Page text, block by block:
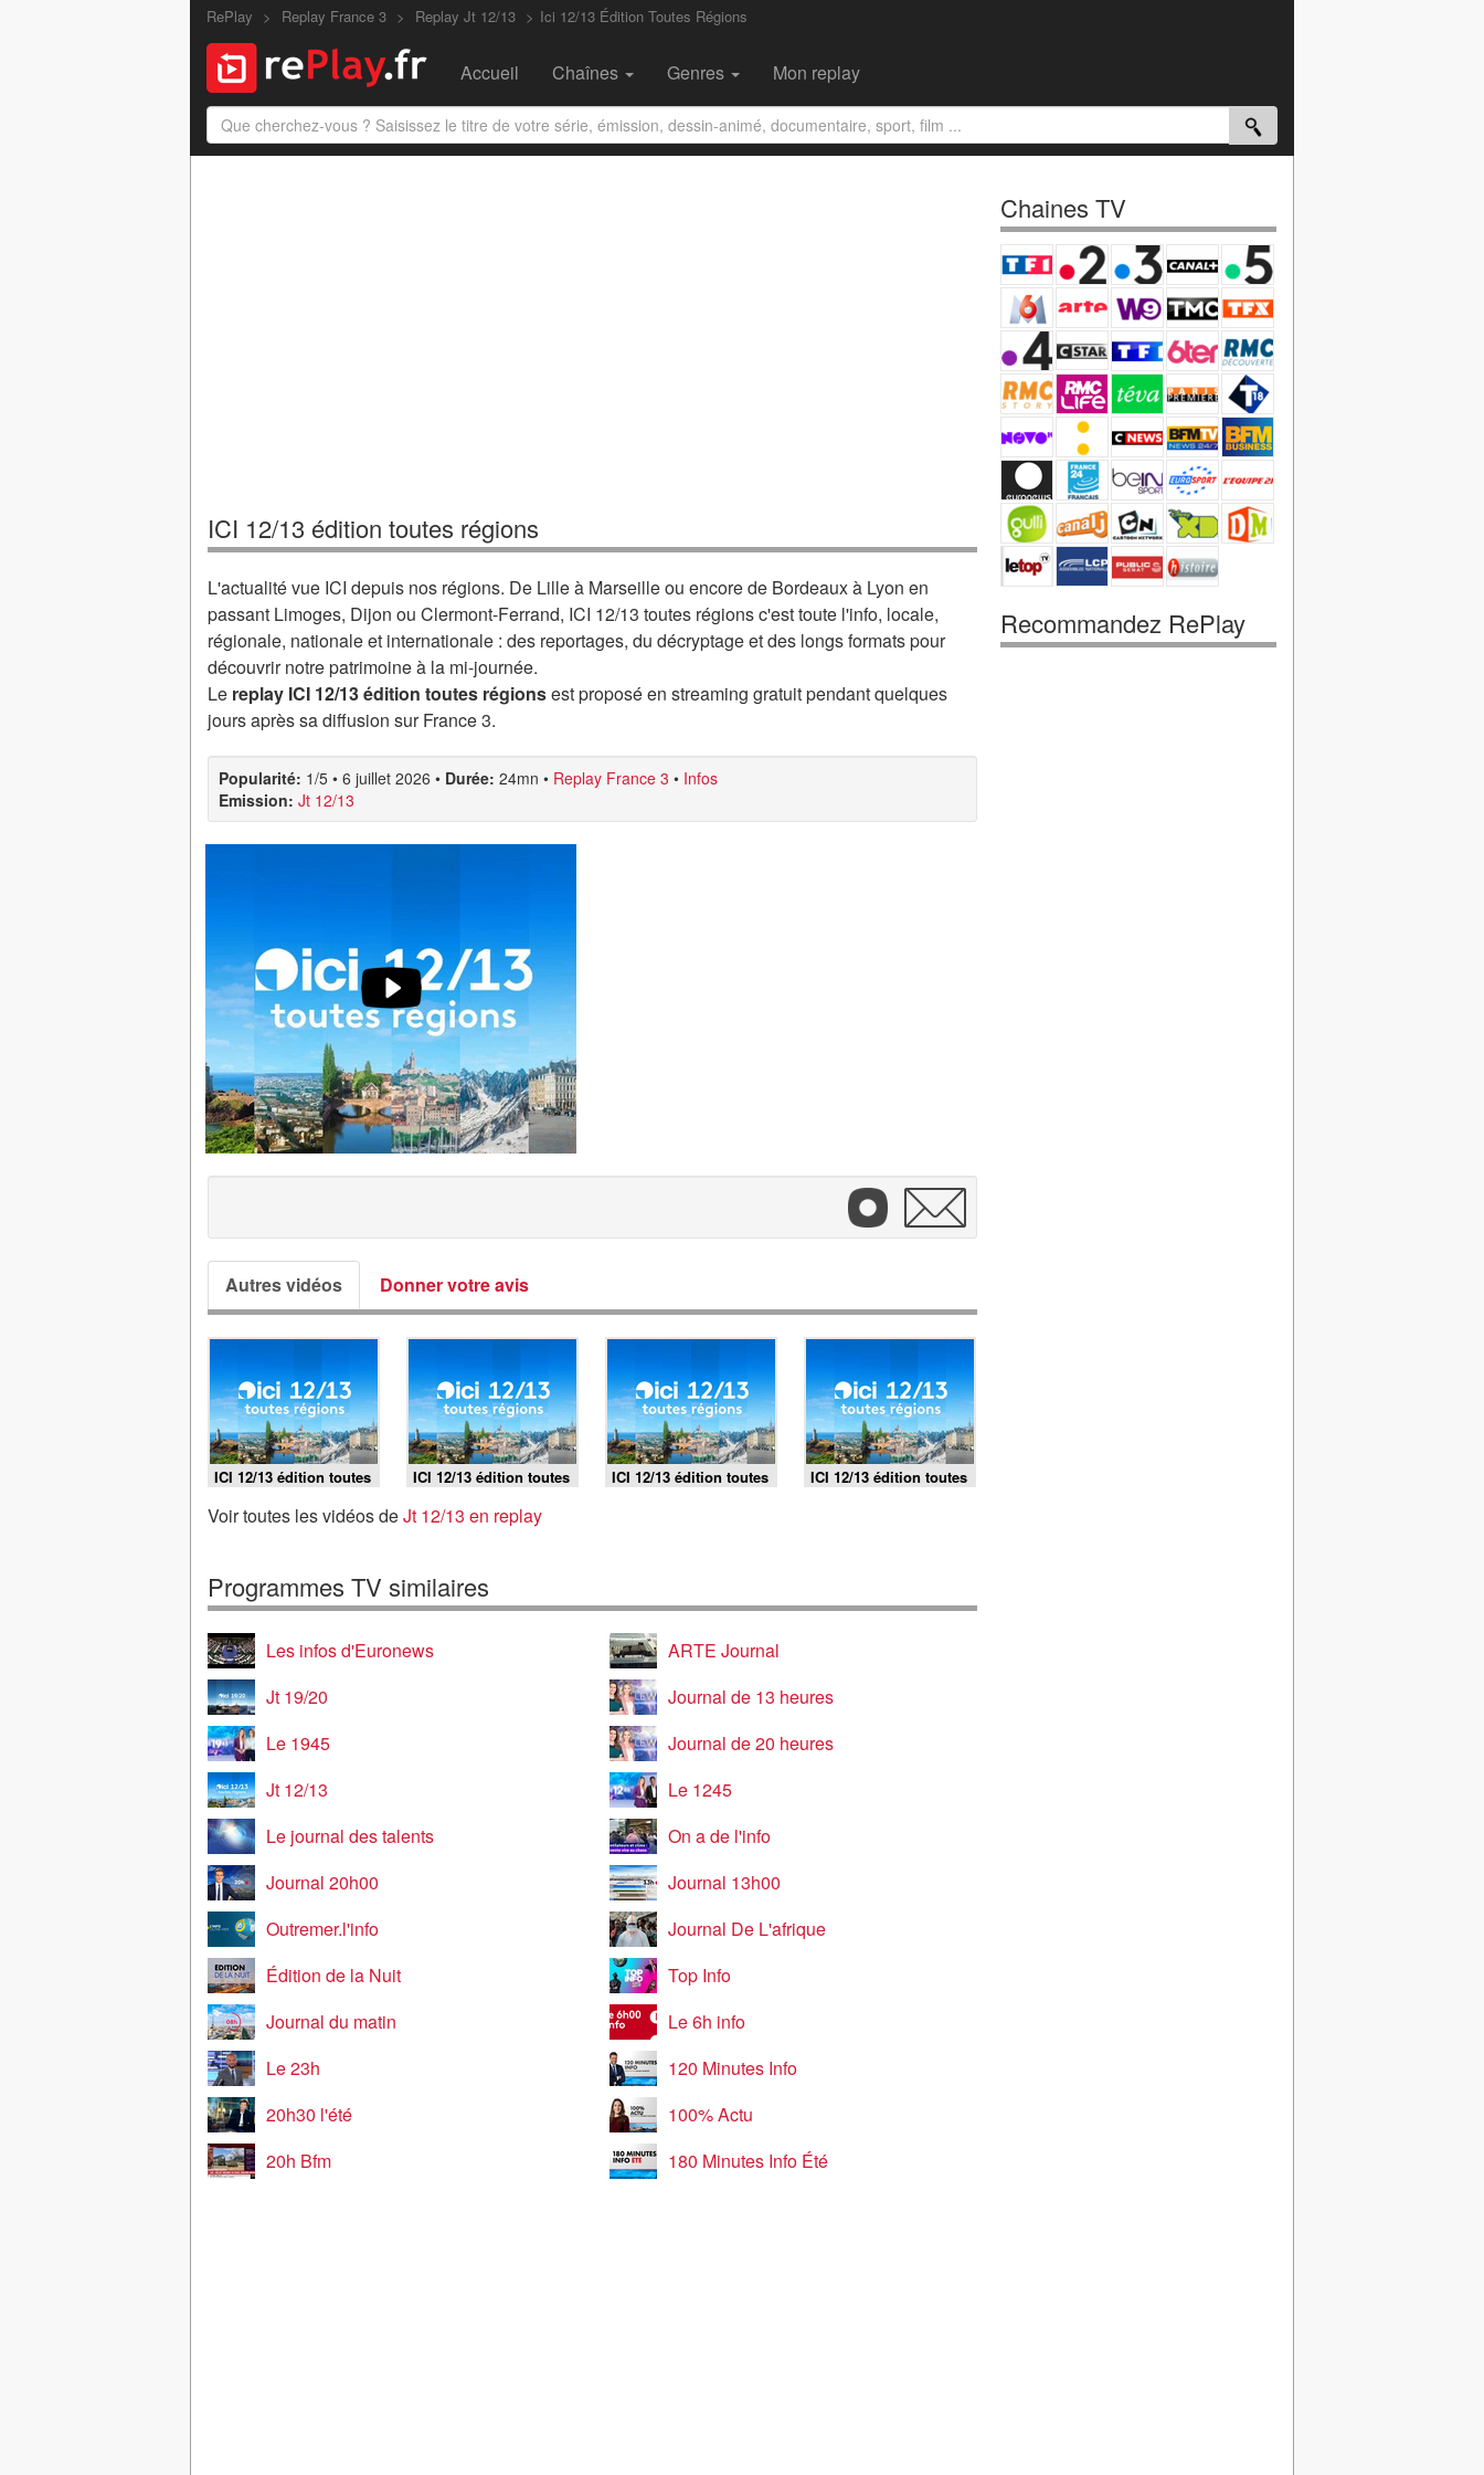
RePlay Replay France 3 Replay Jt 12/13 Ici 12/13 Édition Toutes Régions
Accueil Chaînes Genres Mon replay
ICI 12/13 édition toutes régions
L'actualité vue ICI depuis nos régions. De Lille à Marseille ou encore de Bordeaux à Lyon en
passant Limoges, Dijon ou Clermont-Ferrand, ICI 12/13 toutes régions c'est toute l'info, locale,
régionale, nationale et internationale : des reportages, du décryptage et des longs formats pour
découvrir notre patrimoine à la mi-journée.
Le replay ICI 12/13 édition toutes régionsest proposé en streaming gratuit pendant quelques
jours après sa diffusion sur France 3.
Popularité: 1/5 • 6 juillet 2026 • Durée: 24mn • Replay France 3 • Infos
Emission: Jt 12/13
Autres vidéos Donner votre avis
ICI 12/13 édition toutes
régions
ICI 12/13 édition toutes
régions
ICI 12/13 édition toutes
régions
ICI 12/13 édition toutes
régions
Voir toutes les vidéos deJt 12/13 en replay
Programmes TV similaires
Les infos d'Euronews
ARTE Journal
Jt 19/20
Journal de 13 heures
Le 1945
Journal de 20 heures
Jt 12/13
Le 1245
Le journal des talents
On a de l'info
Journal 20h00
Journal 13h00
Outremer.l'info
Journal De L'afrique
Édition de la Nuit
Top Info
Journal du matin
Le 6h info
Le 23h
120 Minutes Info
20h30 l'été
100% Actu
20h Bfm
180 Minutes Info Été
Chaines TV
Recommandez RePlay